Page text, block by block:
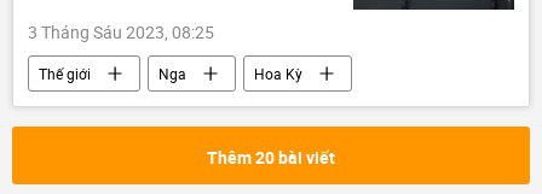
3 Tháng Sáu 2023, 08:25
Thế giới Nga
Hoa Kỳ
Bắc Triều Tiên
Liên Hợp Quốc
Thêm 20 bài viết